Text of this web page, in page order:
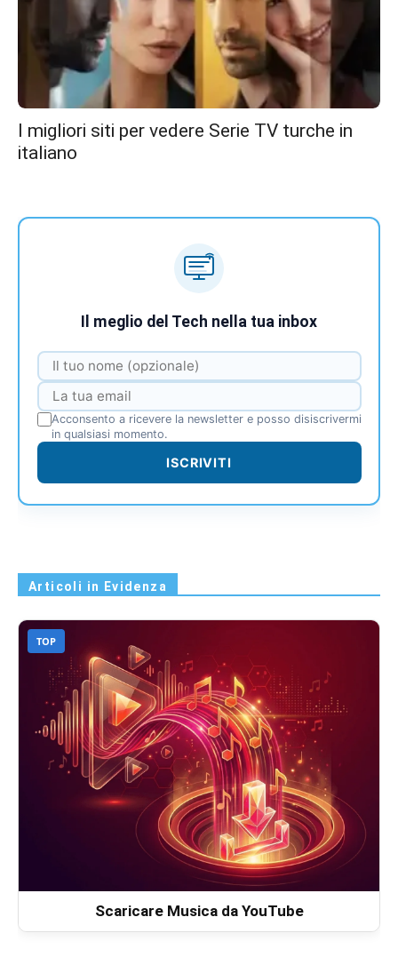
I migliori siti per vedere Serie TV turche in
italiano
Il meglio del Tech nella tua inbox
Acconsento a ricevere la newsletter e posso disiscrivermi
in qualsiasi momento.
ISCRIVITI
Articoli in Evidenza
TOP
Scaricare Musica da YouTube